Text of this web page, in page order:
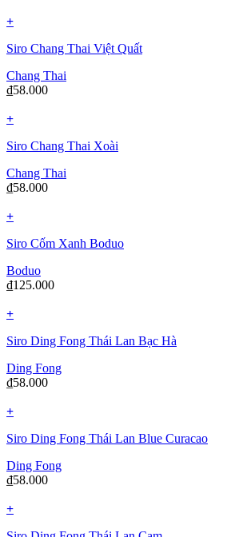
+
Siro Chang Thai Việt Quất
Chang Thai
₫58.000
+
Siro Chang Thai Xoài
Chang Thai
₫58.000
+
Siro Cốm Xanh Boduo
Boduo
₫125.000
+
Siro Ding Fong Thái Lan Bạc Hà
Ding Fong
₫58.000
+
Siro Ding Fong Thái Lan Blue Curacao
Ding Fong
₫58.000
+